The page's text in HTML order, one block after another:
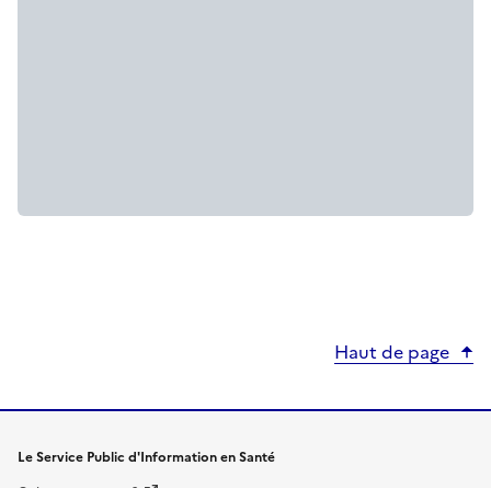
Haut de page
Le Service Public d'Information en Santé